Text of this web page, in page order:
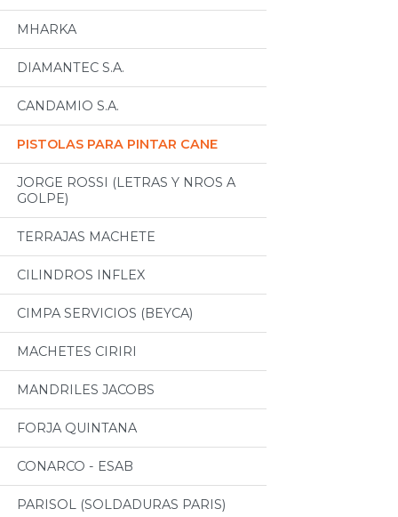
MHARKA
DIAMANTEC S.A.
CANDAMIO S.A.
PISTOLAS PARA PINTAR CANE
JORGE ROSSI (LETRAS Y NROS A
GOLPE)
TERRAJAS MACHETE
CILINDROS INFLEX
CIMPA SERVICIOS (BEYCA)
MACHETES CIRIRI
MANDRILES JACOBS
FORJA QUINTANA
CONARCO - ESAB
PARISOL (SOLDADURAS PARIS)